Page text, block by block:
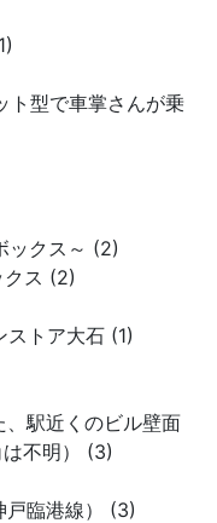
ト型で車掌さんが乗
ックス～ (2)
クス (2)
ストア大石 (1)
駅近くのビル壁面
不明） (3)
戸臨港線） (3)